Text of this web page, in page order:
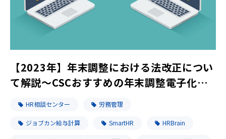
【2023年】年末調整における法改正につい
て解説～CSCおすすめの年末調整電子化の
製品もご紹介～
HR相談センター 労務管理
ジョブカン給与計算 SmartHR HRBrain